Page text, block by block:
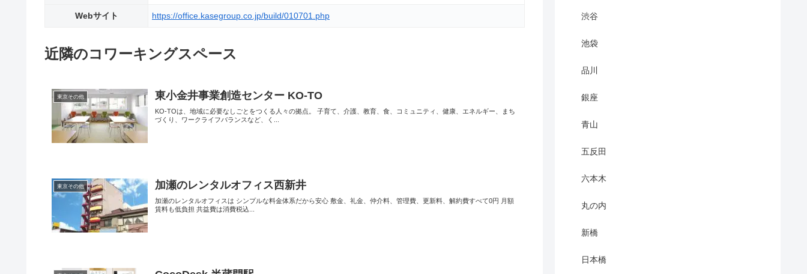
Webサイト https://office.kasegroup.co.jp/build/010701.php
近隣のコワーキングスペース
東京その他 東小金井事業創造センター KO-TO
KO-TOは、地域に必要なしごとをつくる人々の拠点。 子育て、介護、教育、食、コミュニティ、健康、エネルギー、まち
づくり、ワークライフバランスなど、く...
東京その他 加瀬のレンタルオフィス西新井
加瀬のレンタルオフィスは シンプルな料金体系だから安心 敷金、礼金、仲介料、管理費、更新料、解約費すべて0円 月額
賃料も低負担 共益費は消費税込...
渋谷
池袋
品川
銀座
青山
五反田
六本木
丸の内
新橋
日本橋